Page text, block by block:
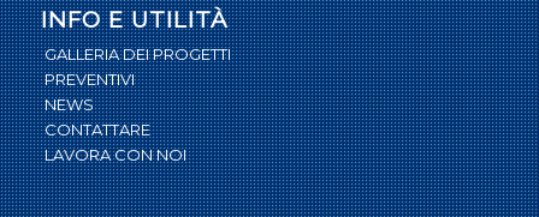
INFO E UTILITÀ
GALLERIA DEI PROGETTI
PREVENTIVI
NEWS
CONTATTARE
LAVORA CON NOI